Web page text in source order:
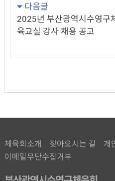
다음글
2025년 부산광역시수영구
육교실 강사 채용 공고
체육회소개 찾아오시는 길
개
이메일무단수집거부